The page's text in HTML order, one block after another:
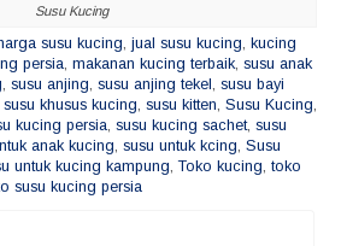
Susu Kucing
susu kucing jual susu kucing kucing
persia makanan kucing terbaik susu anak
susu anjing susu anjing tekel susu bayi
susu khusus kucing susu kitten Susu Kucing
kucing persia susu kucing sachet, susu
anak kucing susu untuk kcing Susu
untuk kucing kampung ,Toko kucing toko
susu kucing persia